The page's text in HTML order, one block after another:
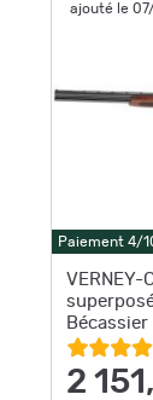
ajouté le
Paiement 4/
VERNEY-
20/76
2